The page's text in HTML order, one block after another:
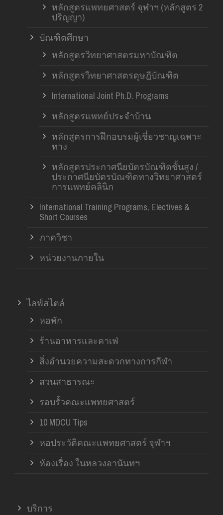
หลักสูตรแพทยศาสตร์ จุฬาฯ (หลักสูตร 2
ปริญญา)
บัณฑิตศึกษา
หลักสูตรวิทยาศาสตรมหาบัณฑิต
หลักสูตรวิทยาศาสตรดุษฎีบัณฑิต
International Joint Ph.D. Programs
หลักสูตรแพทย์ประจำบ้าน
หลักสูตรการฝึกอบรมผู้เชี่ยวชาญเฉพาะ
ทาง
หลักสูตรประกาศนียบัตรบัณฑิตชั้นสูง /
ประกาศนียบัตรบัณฑิตทางวิทยาศาสตร์
การแพทย์คลินิก
International Training Programs, Electives &
Short Courses
ภาควิชา
หน่วยงานภายใน
ไลฟ์สไตล์
หอพัก
ร้านอาหารและคาเฟ่
สิ่งอำนวยความสะดวกทางการกีฬา
สวนสาธารณะ
รอบรั้วคณะแพทยศาสตร์
10 MDCU Tips
หอประวัติคณะแพทยศาสตร์ จุฬาฯ
ห้องเรื่อง ในหลวงอานันทฯ
บริการ